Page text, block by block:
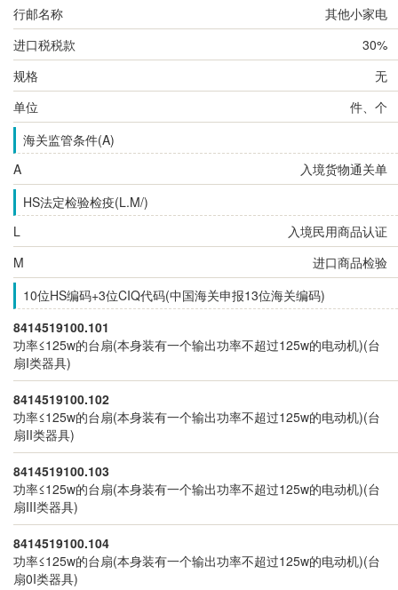
行邮名称
其他小家电
进口税税款
30%
规格
无
单位
件、个
海关监管条件(A)
A
入境货物通关单
HS法定检验检疫(L.M/)
L
入境民用商品认证
M
进口商品检验
10位HS编码+3位CIQ代码(中国海关申报13位海关编码)
8414519100.101
功率≤125w的台扇(本身装有一个输出功率不超过125w的电动机)(台
扇I类器具)
8414519100.102
功率≤125w的台扇(本身装有一个输出功率不超过125w的电动机)(台
扇II类器具)
8414519100.103
功率≤125w的台扇(本身装有一个输出功率不超过125w的电动机)(台
扇III类器具)
8414519100.104
功率≤125w的台扇(本身装有一个输出功率不超过125w的电动机)(台
扇0I类器具)